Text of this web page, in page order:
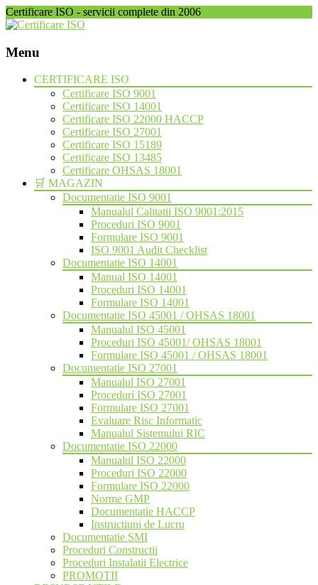
Certificare ISO - servicii complete din 2006
Menu
Skip
CERTIFICARE ISO
Certificare ISO 9001
Certificare ISO 14001
Certificare ISO 22000 HACCP
Certificare ISO 27001
Certificare ISO 15189
Certificare ISO 13485
Certificare OHSAS 18001
🛒 MAGAZIN
Documentatie ISO 9001
Manualul Calitatii ISO 9001:2015
Proceduri ISO 9001
Formulare ISO 9001
ISO 9001 Audit Checklist
Documentatie ISO 14001
Manual ISO 14001
Proceduri ISO 14001
Formulare ISO 14001
Documentatie ISO 45001 / OHSAS 18001
Manualul ISO 45001
Proceduri ISO 45001/ OHSAS 18001
Formulare ISO 45001 / OHSAS 18001
Documentatie ISO 27001
Manualul ISO 27001
Proceduri ISO 27001
Formulare ISO 27001
Evaluare Risc Informatic
Manualul Sistemului RIC
Documentatie ISO 22000
Manualul ISO 22000
Proceduri ISO 22000
Formulare ISO 22000
Norme GMP
Documentatie HACCP
Instructiuni de Lucru
Documentatie SMI
Proceduri Constructii
Proceduri Instalatii Electrice
PROMOTII